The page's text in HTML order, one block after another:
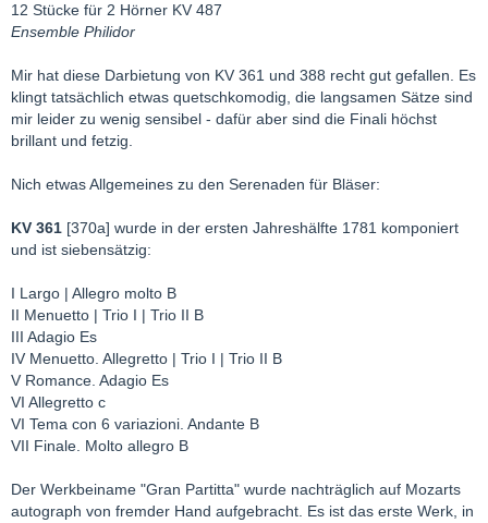
12 Stücke für 2 Hörner KV 487
Ensemble Philidor
Mir hat diese Darbietung von KV 361 und 388 recht gut gefallen. Es
klingt tatsächlich etwas quetschkomodig, die langsamen Sätze sind
mir leider zu wenig sensibel - dafür aber sind die Finali höchst
brillant und fetzig.
Nich etwas Allgemeines zu den Serenaden für Bläser:
KV 361 [370a] wurde in der ersten Jahreshälfte 1781 komponiert
und ist siebensätzig:
I Largo | Allegro molto B
II Menuetto | Trio I | Trio II B
III Adagio Es
IV Menuetto. Allegretto | Trio I | Trio II B
V Romance. Adagio Es
VI Allegretto c
VI Tema con 6 variazioni. Andante B
VII Finale. Molto allegro B
Der Werkbeiname "Gran Partitta" wurde nachträglich auf Mozarts
autograph von fremder Hand aufgebracht. Es ist das erste Werk, in